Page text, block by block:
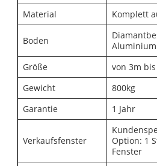
Material
Komplett
Boden
Größe
von 3m
Gewicht
800kg
Garantie
1 Jahr
Verkaufsfenster
Option: 1
Fenster